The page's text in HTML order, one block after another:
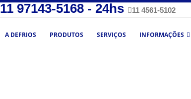
11 97143-5168 - 24hs 11 4561-5102
A DEFRIOS PRODUTOS SERVIÇOS INFORMAÇÕES